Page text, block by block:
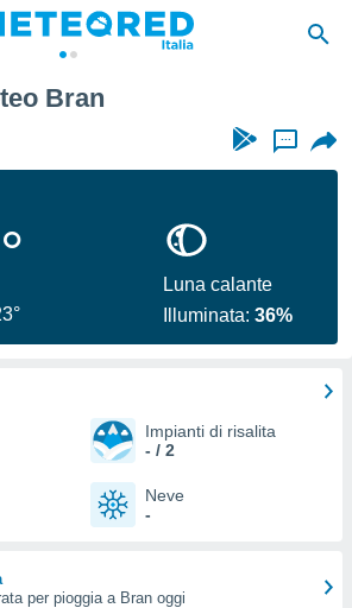
Bran
...
Luna calante
Illuminata:36%
Impianti di risalita
- / 2
Neve
-
per pioggia a Bran oggi